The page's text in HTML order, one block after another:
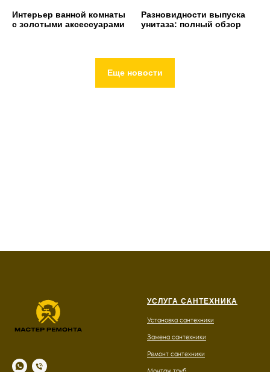
Интерьер ванной комнаты
с золотыми аксессуарами
Разновидности выпуска
унитаза: полный обзор
Еще новости
УСЛУГА САНТЕХНИКА
Установка сантехники
Замена сантехники
Ремонт сантехники